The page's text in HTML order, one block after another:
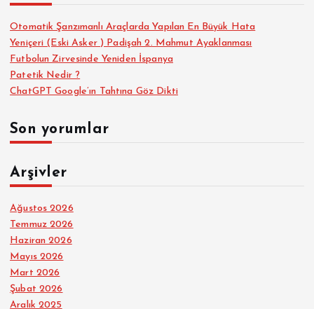
Otomatik Şanzımanlı Araçlarda Yapılan En Büyük Hata
Yeniçeri (Eski Asker ) Padişah 2. Mahmut Ayaklanması
Futbolun Zirvesinde Yeniden İspanya
Patetik Nedir ?
ChatGPT Google’ın Tahtına Göz Dikti
Son yorumlar
Arşivler
Ağustos 2026
Temmuz 2026
Haziran 2026
Mayıs 2026
Mart 2026
Şubat 2026
Aralık 2025